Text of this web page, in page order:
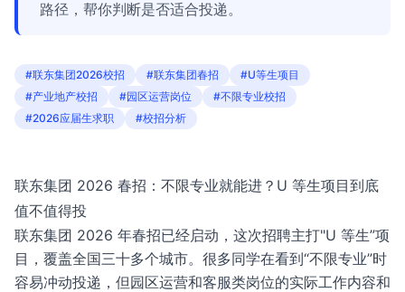
路径，帮你判断是否适合投递。
#联东集团2026校招 #联东集团春招
#U等生项目
#产业地产校招
#园区运营岗位
#不限专业校招
#2026应届生求职
#校招分析
联东集团 2026 春招：不限专业就能进？U 等生项目到底
值不值得投
联东集团 2026 年春招已经启动，这次招聘主打"U 等生”项
目，覆盖全国三十多个城市。很多同学在看到“不限专业”时
容易冲动投递，但园区运营和客服类岗位的实际工作内容和